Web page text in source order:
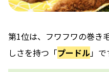
第1位は、フワフワの巻き
しさを持つ「プードル」で